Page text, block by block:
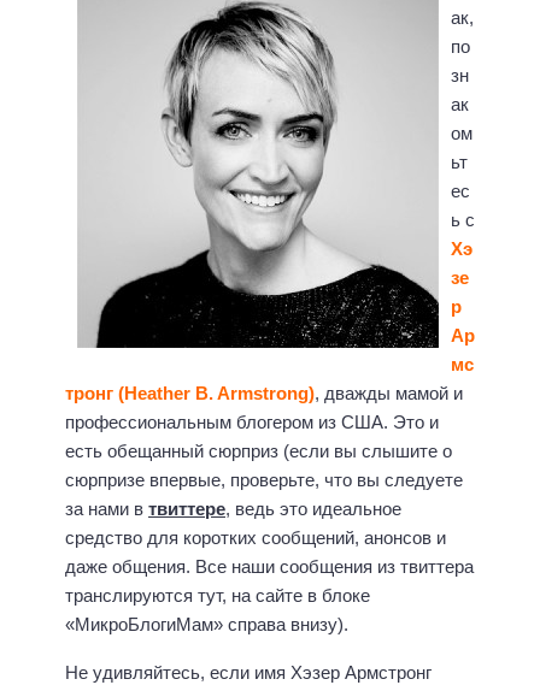
ак,
по
зн
ак
ом
ьт
ес
ь с
Хэ
зе
р
Ар
мс
тронг (Heather B. Armstrong), дважды мамой и
профессиональным блогером из США. Это и
есть обещанный сюрприз (если вы слышите о
сюрпризе впервые, проверьте, что вы следуете
за нами в твиттере, ведь это идеальное
средство для коротких сообщений, анонсов и
даже общения. Все наши сообщения из твиттера
транслируются тут, на сайте в блоке
«МикроБлогиМам» справа внизу).
Не удивляйтесь, если имя Хэзер Армстронг